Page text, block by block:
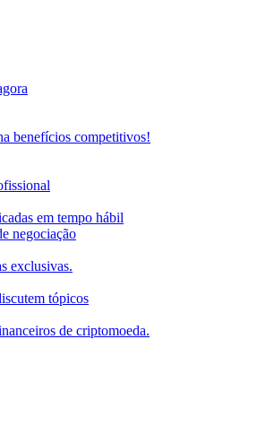
benefícios competitivos!
em tempo hábil
negociação
exclusivas.
tópicos
de criptomoeda.